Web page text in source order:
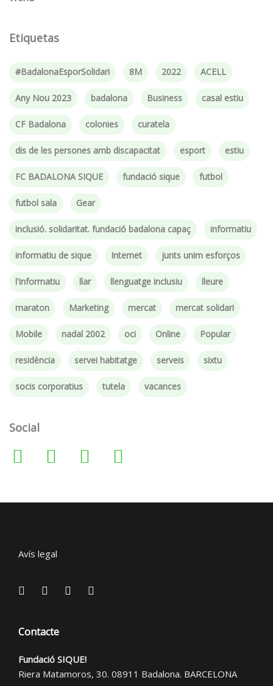
Etiquetas
#BadalonaEsporSolidari 8M 2022 ACELL
Any Nou 2023 badalona Business casal estiu
CF Badalona colonies curatela
dis de les persones amb discapacitat esport estiu
FC BADALONA SIQUE fundació sique futbol
futbol sala Gear
inclusió. solidaritat. fundació badalona capaç informatiu
informatiu de sique Internet junts unim esforços
l'informatiu llar llenguatge inclusiu lleure
maraton Marketing mercat mercat solidari
Mobile nadal 2002 oci Online Popular
residència servei habitatge serveis sixtu
socis corporatius tutela vacances
Social
Avís legal
Contacte
Fundació SIQUE!
Riera Matamoros, 30. 08911 Badalona. BARCELONA